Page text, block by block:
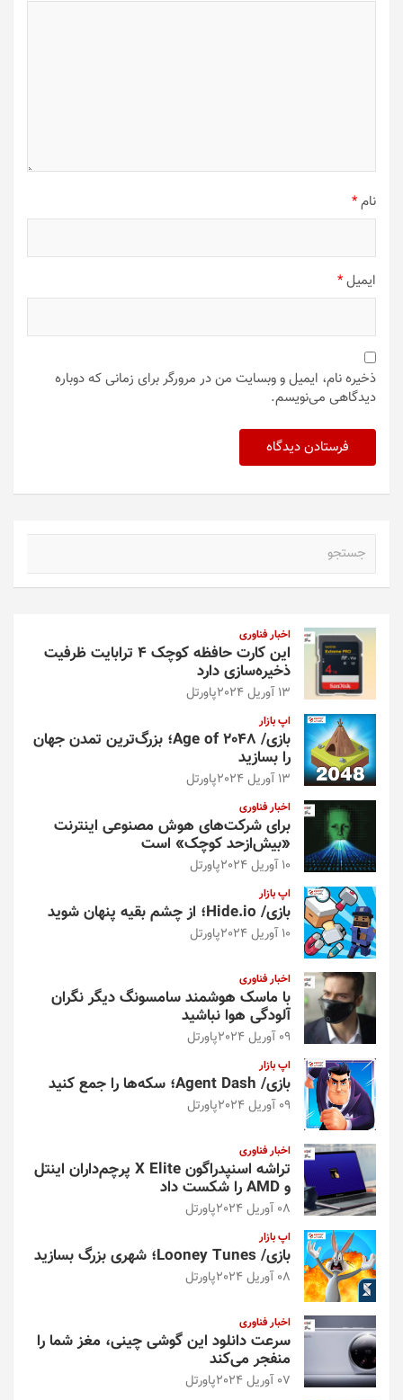
نام*
ایمیل*
ذخیره نام، ایمیل و وبسایت من در مرورگر برای زمانی که دوباره
دیدگاهی می‌نویسم.
اخبار فناوری
این کارت حافظه کوچک ۴ ترابایت ظرفیت
ذخیره‌سازی دارد
13 آوریل 2024 پاورتل
اپ بازار
بازی/ Age of 2048؛ بزرگ‌ترین تمدن جهان
را بسازید
13 آوریل 2024 پاورتل
اخبار فناوری
برای شرکت‌های هوش مصنوعی اینترنت
«بیش‌از‌حد کوچک» است
10 آوریل 2024 پاورتل
اپ بازار
بازی/ Hide.io؛ از چشم بقیه پنهان شوید
10 آوریل 2024 پاورتل
اخبار فناوری
با ماسک هوشمند سامسونگ دیگر نگران
آلودگی هوا نباشید
09 آوریل 2024 پاورتل
اپ بازار
بازی/ Agent Dash؛ سکه‌ها را جمع کنید
09 آوریل 2024 پاورتل
اخبار فناوری
تراشه اسنپدراگون X Elite پرچم‌داران اینتل
و AMD را شکست داد
08 آوریل 2024 پاورتل
اپ بازار
بازی/ Looney Tunes؛ شهری بزرگ بسازید
08 آوریل 2024 پاورتل
اخبار فناوری
سرعت دانلود این گوشی چینی، مغز شما را
منفجر می‌کند
07 آوریل 2024 پاورتل